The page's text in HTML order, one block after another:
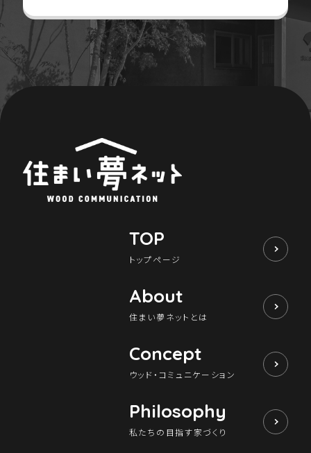
TOP
トップページ
About
住まい夢ネットとは
Concept
ウッド・コミュニケーション
Philosophy
私たちの目指す家づくり